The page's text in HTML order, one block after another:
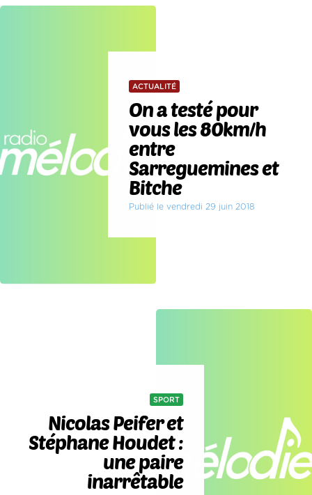
ACTUALITÉ
On a testé pour
vous les 80km/h
entre
Sarreguemines et
Bitche
Publié le vendredi 29 juin 2018
SPORT
Nicolas Peifer et
Stéphane Houdet :
une paire
inarrêtable